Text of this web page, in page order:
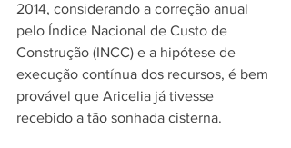
2014, considerando a correção anual
pelo Índice Nacional de Custo de
Construção (INCC) e a hipótese de
execução contínua dos recursos, é bem
provável que Aricelia já tivesse
recebido a tão sonhada cisterna.